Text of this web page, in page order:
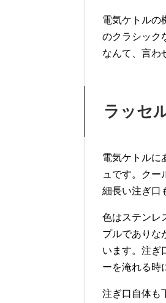
電気ケトルの
のクラシック
なんて、言わ
ラッセ
電気ケトルに
ュです。ク
細長い注ぎ口
色はステンレ
プルでありな
います。注ぎ
ーを淹れる時
注ぎ口自体も